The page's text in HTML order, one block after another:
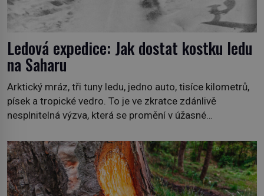
Ledová expedice: Jak dostat kostku ledu
na Saharu
Arktický mráz, tři tuny ledu, jedno auto, tisíce kilometrů,
písek a tropické vedro. To je ve zkratce zdánlivě
nesplnitelná výzva, která se promění v úžasné
na podzim 1958 jako hec. Rádio Luxembourg přichází s
neobvyklou výzvou. Tomu, kdo dokáže dopravit ze
severního polárního kruhu na […]